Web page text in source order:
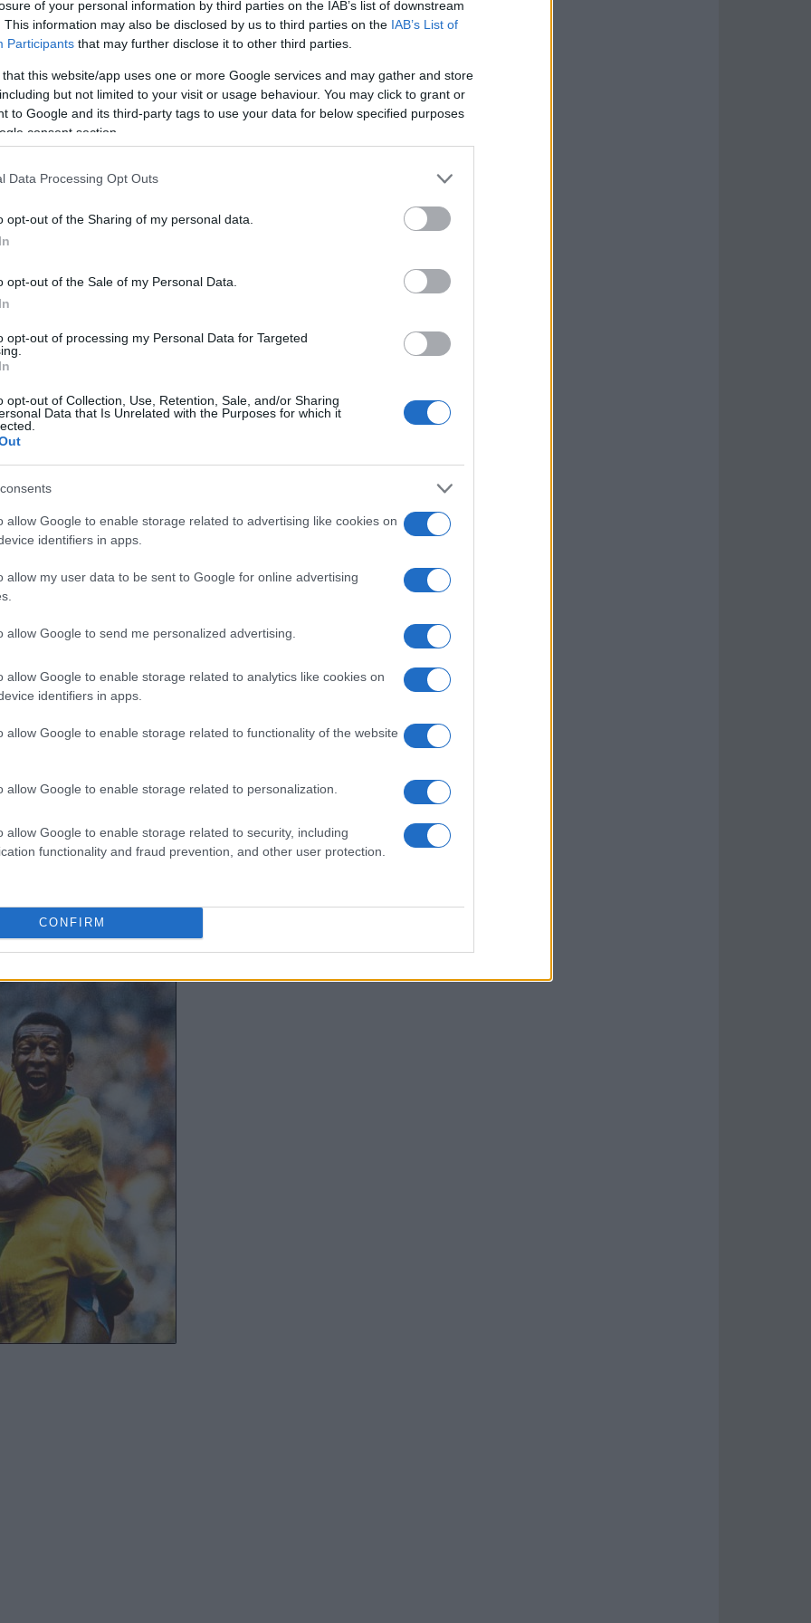
of your personal information by third parties on the IAB’s list of downstream
This information may also be disclosed by us to third parties on the IAB’s List of
Participants that may further disclose it to other third parties.
that this website/app uses one or more Google services and may gather and store
but not limited to your visit or usage behaviour. You may click to grant or
to Google and its third-party tags to use your data for below specified purposes
consent section.
Data Processing Opt Outs
opt-out of the Sharing of my personal data.
opt-out of the Sale of my Personal Data.
opt-out of processing my Personal Data for Targeted
opt-out of Collection, Use, Retention, Sale, and/or Sharing
Data that Is Unrelated with the Purposes for which it
allow Google to enable storage related to advertising like cookies on
identifiers in apps.
allow my user data to be sent to Google for online advertising
allow Google to send me personalized advertising.
allow Google to enable storage related to analytics like cookies on
identifiers in apps.
allow Google to enable storage related to functionality of the website
allow Google to enable storage related to personalization.
allow Google to enable storage related to security, including
functionality and fraud prevention, and other user protection.
CONFIRM
brasiliano, dato che ha deciso di
il re del calcio”. Ecco le cose da
cose da sapere
del calcio”, il documentario dedicato a
a tutti come Pelé.
del brasiliano
a quello di Messico 1970, ricordo amaro
esecutivo K
di Pelé durante i suoi dodici anni di
Mondo (unico nella storia a
difficile per il Brasile. Nella produzione
esclusivi, oltre che a interviste a suoi ex
in Nazionale come Zagallo, Jairzinho e